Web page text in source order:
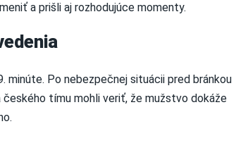
a prišli aj rozhodujúce momenty.
minúte. Po nebezpečnej situácii pred bránkou
tímu mohli veriť, že mužstvo dokáže